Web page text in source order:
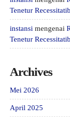
Tenetur
instansi mengenai
Tenetur
Archives
Mei 2026
April 2025